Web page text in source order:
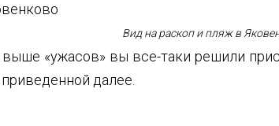
Вид на раскоп и пляж в
«ужасов» вы все-таки решили
далее.